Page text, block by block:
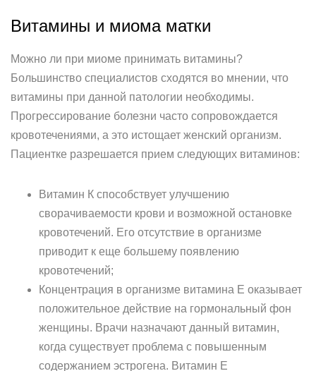
Витамины и миома матки
Можно ли при миоме принимать витамины?
Большинство специалистов сходятся во мнении, что
витамины при данной патологии необходимы.
Прогрессирование болезни часто сопровождается
кровотечениями, а это истощает женский организм.
Пациентке разрешается прием следующих витаминов:
Витамин К способствует улучшению
сворачиваемости крови и возможной остановке
кровотечений. Его отсутствие в организме
приводит к еще большему появлению
кровотечений;
Концентрация в организме витамина Е оказывает
положительное действие на гормональный фон
женщины. Врачи назначают данный витамин,
когда существует проблема с повышенным
содержанием эстрогена. Витамин Е